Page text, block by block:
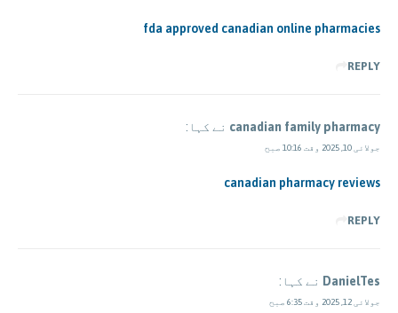
fda approved canadian online pharmacies
REPLY
canadian family pharmacy نے کہا:
جولائی 10, 2025 وقت 10:16 صبح
canadian pharmacy reviews
REPLY
DanielTes نے کہا:
جولائی 12, 2025 وقت 6:35 صبح